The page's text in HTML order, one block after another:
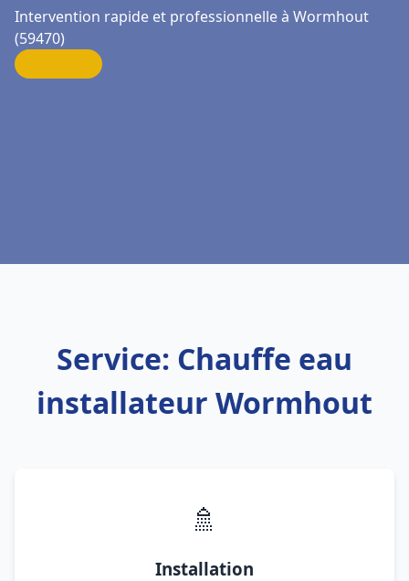
Intervention rapide et professionnelle à Wormhout
(59470)
Service: Chauffe eau
installateur Wormhout
🚿
Installation